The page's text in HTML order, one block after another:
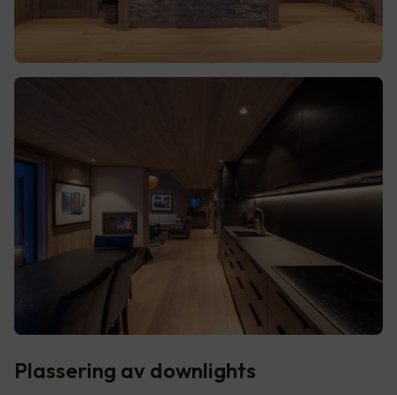
Plassering av downlights